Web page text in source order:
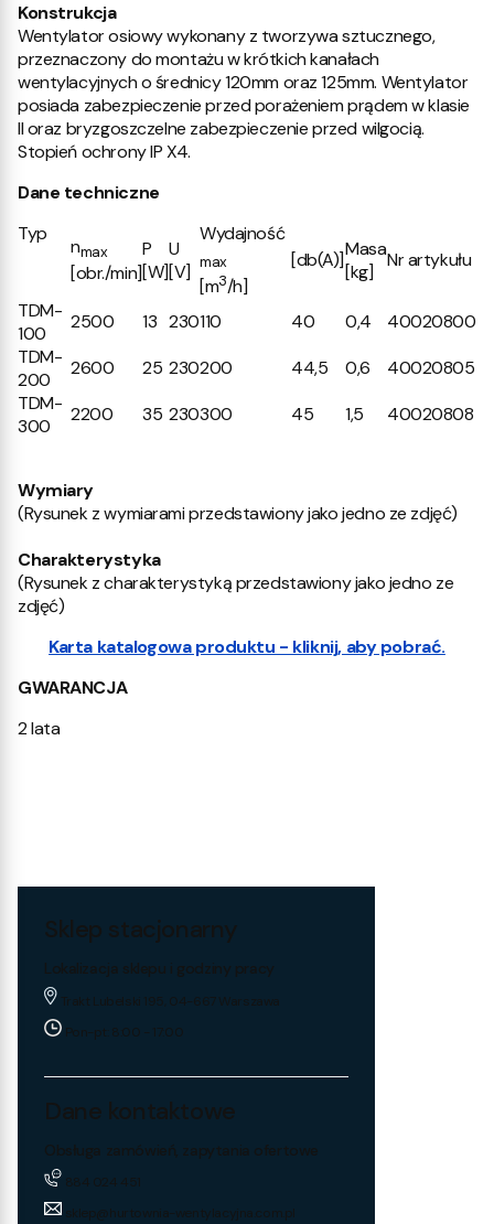
Konstrukcja
Wentylator osiowy wykonany z tworzywa sztucznego,
przeznaczony do montażu w krótkich kanałach
wentylacyjnych o średnicy 120mm oraz 125mm. Wentylator
posiada zabezpieczenie przed porażeniem prądem w klasie
II oraz bryzgoszczelne zabezpieczenie przed wilgocią.
Stopień ochrony IP X4.
Dane techniczne
Typ
nmax
[obr./min]
P
[W]
U
[V]
Wydajność
max
[m3/h]
[db(A)]Masa
[kg]
Nr artykułu
TDM-
100
2500 13 230110 40 0,4
40020800
TDM-
200
2600 25 230200 44,5 0,6
40020805
TDM-
300
2200 35 230300 45 1,5 40020808
Wymiary
(Rysunek z wymiarami przedstawiony jako jedno ze zdjęć)
Charakterystyka
(Rysunek z charakterystyką przedstawiony jako jedno ze
zdjęć)
Karta katalogowa produktu - kliknij, aby pobrać.
GWARANCJA
2 lata
Sklep stacjonarny
Lokalizacja sklepu i godziny pracy
Trakt Lubelski 195, 04-667 Warszawa
Pon-pt: 8:00 - 17:00
Dane kontaktowe
Obsługa zamówień, zapytania ofertowe
884 024 451
sklep@hurtownia-wentylacyjna.com.pl